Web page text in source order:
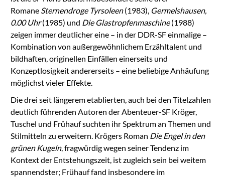
Romane Sternendroge Tyrsoleen(1983), Germelshausen,
0.00 Uhr(1985) und Die Glastropfenmaschine(1988)
zeigen immer deutlicher eine – in der DDR-SF einmalige –
Kombination von außergewöhnlichem Erzähltalent und
bildhaften, originellen Einfällen einerseits und
Konzeptlosigkeit andererseits – eine beliebige Anhäufung
möglichst vieler Effekte.
Die drei seit längerem etablierten, auch bei den Titelzahlen
deutlich führenden Autoren der Abenteuer-SF Kröger,
Tuschel und Frühauf suchten ihr Spektrum an Themen und
Stilmitteln zu erweitern. Krögers Roman Die Engel in den
grünen Kugeln, fragwürdig wegen seiner Tendenz im
Kontext der Entstehungszeit, ist zugleich sein bei weitem
spannendster; Frühauf fand insbesondere im